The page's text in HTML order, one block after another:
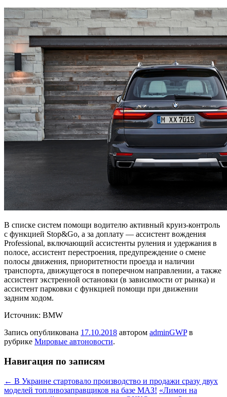
В списке систем помощи водителю активный круиз-контроль
с функцией Stop&Go, а за доплату — ассистент вождения
Professional, включающий ассистенты руления и удержания в
полосе, ассистент перестроения, предупреждение о смене
полосы движения, приоритетности проезда и наличии
транспорта, движущегося в поперечном направлении, а также
ассистент экстренной остановки (в зависимости от рынка) и
ассистент парковки с функцией помощи при движении
задним ходом.
Источник: BMW
Запись опубликована 17.10.2018 автором adminGWPв
рубрике Мировые автоновости.
Навигация по записям
← В Украине стартовало производство и продажи сразу двух
моделей топливозаправщиков на базе МАЗ! «Лимон на